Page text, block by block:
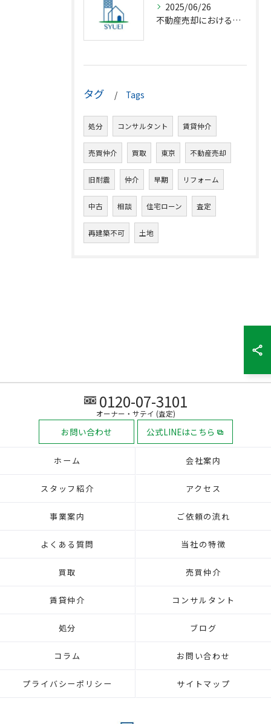
2025/06/26
不動産売却における仲介の基礎知識
タグ Tags
処分 コンサルタント 賃貸仲介
売買仲介 買取 東京 不動産売却
旧耐震 仲介 早期 リフォーム
中古 相談 住宅ローン 査定
再建築不可 土地
0120-07-3101
オーナー・サテイ (査定)
お問い合わせ 公式LINEはこちら
ホーム 会社案内
スタッフ紹介 アクセス
事業案内 ご依頼の流れ
よくある質問 当社の特徴
買取 売買仲介
賃貸仲介 コンサルタント
処分 ブログ
コラム お問い合わせ
プライバシーポリシー サイトマップ